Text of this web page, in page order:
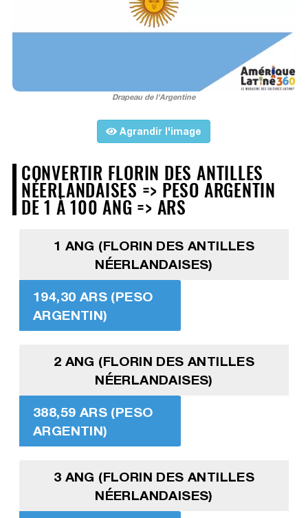
Drapeau de l'Argentine
Agrandir l'image
CONVERTIR FLORIN DES ANTILLES
NÉERLANDAISES => PESO ARGENTIN
DE 1 À 100 ANG => ARS
1 ANG (FLORIN DES ANTILLES
NÉERLANDAISES)
194,30 ARS (PESO
ARGENTIN)
2 ANG (FLORIN DES ANTILLES
NÉERLANDAISES)
388,59 ARS (PESO
ARGENTIN)
3 ANG (FLORIN DES ANTILLES
NÉERLANDAISES)